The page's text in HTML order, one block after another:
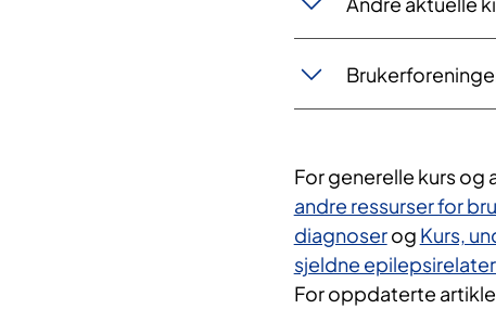
For generelle kurs og
andre ressurser for
diagnoserog Kurs,
sjeldne
For oppdaterte